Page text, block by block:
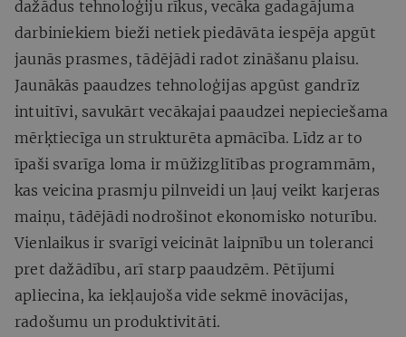
dažādus tehnoloģiju rīkus, vecāka gadagājuma
darbiniekiem bieži netiek piedāvāta iespēja apgūt
jaunās prasmes, tādējādi radot zināšanu plaisu.
Jaunākās paaudzes tehnoloģijas apgūst gandrīz
intuitīvi, savukārt vecākajai paaudzei nepieciešama
mērķtiecīga un strukturēta apmācība. Līdz ar to
īpaši svarīga loma ir mūžizglītības programmām,
kas veicina prasmju pilnveidi un ļauj veikt karjeras
maiņu, tādējādi nodrošinot ekonomisko noturību.
Vienlaikus ir svarīgi veicināt laipnību un toleranci
pret dažādību, arī starp paaudzēm. Pētījumi
apliecina, ka iekļaujoša vide sekmē inovācijas,
radošumu un produktivitāti.